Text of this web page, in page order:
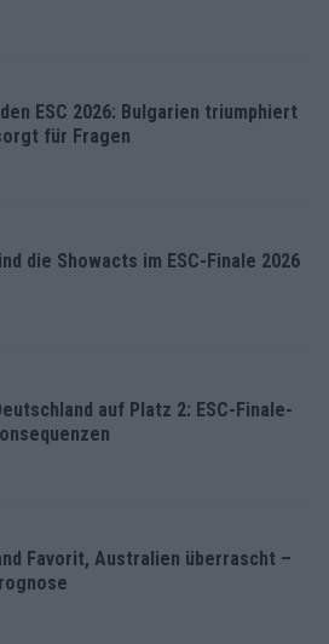
ESC 2026: Bulgarien triumphiert
für Fragen
die Showacts im ESC-Finale 2026
auf Platz 2: ESC-Finale-
Favorit, Australien überrascht –